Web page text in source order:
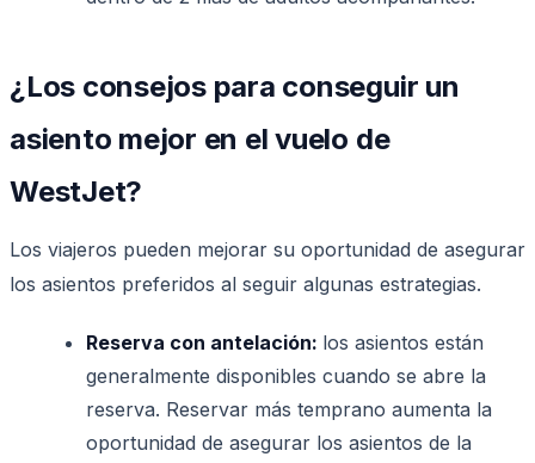
¿Los consejos para conseguir un
asiento mejor en el vuelo de
WestJet?
Los viajeros pueden mejorar su oportunidad de asegurar
los asientos preferidos al seguir algunas estrategias.
Reserva con antelación: los asientos están
generalmente disponibles cuando se abre la
reserva. Reservar más temprano aumenta la
oportunidad de asegurar los asientos de la